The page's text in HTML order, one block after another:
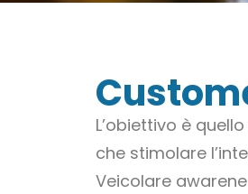
L’obiettivo è
che stimolare
Veicolare